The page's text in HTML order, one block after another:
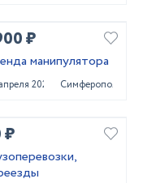
₽
манипулятора
2022 Симферополь
₽